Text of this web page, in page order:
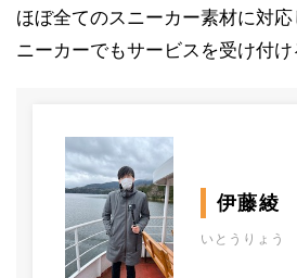
ほぼ全てのスニーカー素材に対
ニーカーでもサービスを受け付け
伊藤綾
いとうりょう